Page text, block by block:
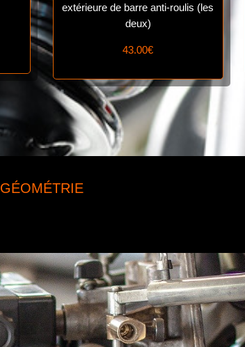
extérieure de barre anti-roulis (les
deux)
43.00€
GÉOMÉTRIE